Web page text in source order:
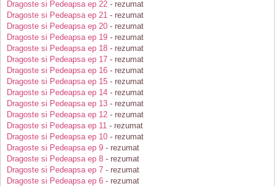
Dragoste si Pedeapsa ep 22 - rezumat
Dragoste si Pedeapsa ep 21 - rezumat
Dragoste si Pedeapsa ep 20 - rezumat
Dragoste si Pedeapsa ep 19 - rezumat
Dragoste si Pedeapsa ep 18 - rezumat
Dragoste si Pedeapsa ep 17 - rezumat
Dragoste si Pedeapsa ep 16 - rezumat
Dragoste si Pedeapsa ep 15 - rezumat
Dragoste si Pedeapsa ep 14 - rezumat
Dragoste si Pedeapsa ep 13 - rezumat
Dragoste si Pedeapsa ep 12 - rezumat
Dragoste si Pedeapsa ep 11 - rezumat
Dragoste si Pedeapsa ep 10 - rezumat
Dragoste si Pedeapsa ep 9 - rezumat
Dragoste si Pedeapsa ep 8 - rezumat
Dragoste si Pedeapsa ep 7 - rezumat
Dragoste si Pedeapsa ep 6 - rezumat